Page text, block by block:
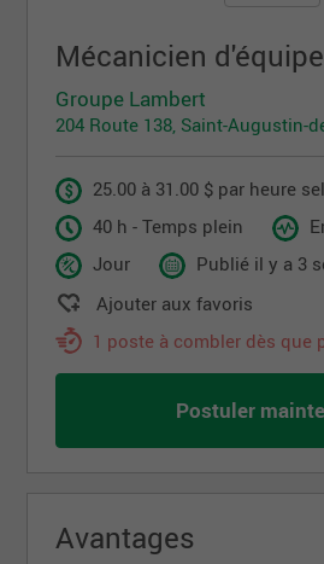
Mécanicien
Groupe Lambert
204 Route 138, Saint-Augustin-
25.00 à 31.00 $ par heure
40 h - Temps plein
Jour
Publié il y a 3
Ajouter aux favoris
1 poste à combler dès que
Postuler
Avantages